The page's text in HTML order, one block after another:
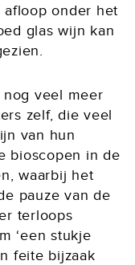
onder het
glas wijn kan
veel meer
zelf, die veel
van hun
bioscopen in de
waarbij het
pauze van de
terloops
‘een stukje
feite bijzaak